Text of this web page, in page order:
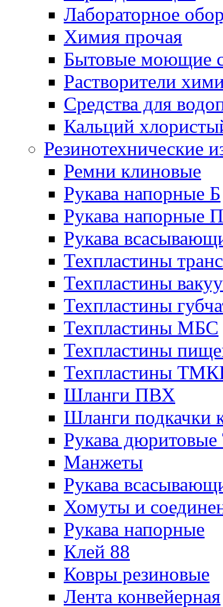
Лабораторное
Химия прочая
Бытовые моющие
Растворители
Средства для
Кальций
Резинотехнические
Ремни клиновые
Рукава напорные Б
Рукава напорные П
Рукава
Техпластины
Техпластины
Техпластины
Техпластины МБС
Техпластины
Техпластины
Шланги ПВХ
Шланги подкачки
Рукава
Манжеты
Рукава
Хомуты и
Рукава напорные
Клей 88
Ковры резиновые
Лента конвейерная